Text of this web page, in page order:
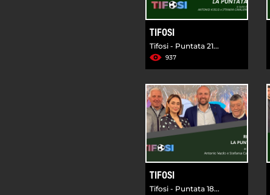
TIFOSI
Tifosi - Puntata 21...
937
TIFOSI
Tifosi - Puntata 18...